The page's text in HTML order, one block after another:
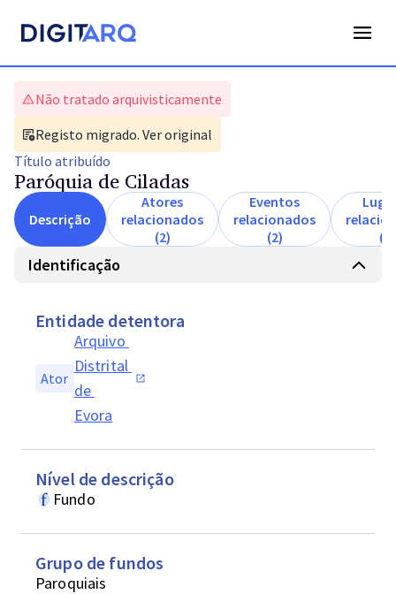
Não tratado arquivisticamente
Registo migrado. Ver original
Título atribuído
Paróquia de Ciladas
Descrição
Atores
relacionados
(2)
Eventos
relacionados
(2)
(1)
Identificação
Entidade detentora
Ator
Arquivo
Distrital
de
Evora
Nível de descrição
Fundo
Grupo de fundos
Paroquiais